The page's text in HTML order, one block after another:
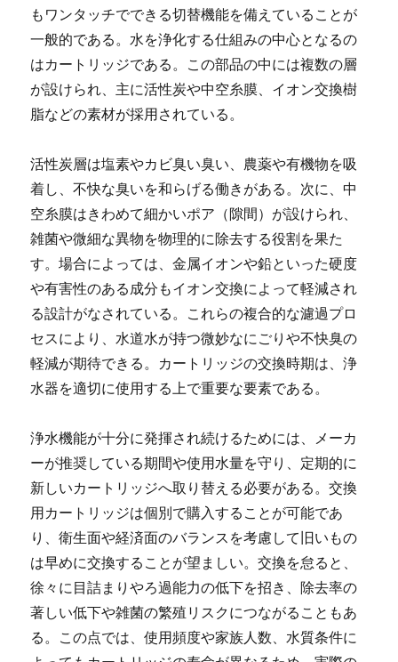
もワンタッチでできる切替機能を備えていることが
一般的である。水を浄化する仕組みの中心となるの
はカートリッジである。この部品の中には複数の層
が設けられ、主に活性炭や中空糸膜、イオン交換樹
脂などの素材が採用されている。
活性炭層は塩素やカビ臭い臭い、農薬や有機物を吸
着し、不快な臭いを和らげる働きがある。次に、中
空糸膜はきわめて細かいポア（隙間）が設けられ、
雑菌や微細な異物を物理的に除去する役割を果た
す。場合によっては、金属イオンや鉛といった硬度
や有害性のある成分もイオン交換によって軽減され
る設計がなされている。これらの複合的な濾過プロ
セスにより、水道水が持つ微妙なにごりや不快臭の
軽減が期待できる。カートリッジの交換時期は、浄
水器を適切に使用する上で重要な要素である。
浄水機能が十分に発揮され続けるためには、メーカ
ーが推奨している期間や使用水量を守り、定期的に
新しいカートリッジへ取り替える必要がある。交換
用カートリッジは個別で購入することが可能であ
り、衛生面や経済面のバランスを考慮して旧いもの
は早めに交換することが望ましい。交換を怠ると、
徐々に目詰まりやろ過能力の低下を招き、除去率の
著しい低下や雑菌の繁殖リスクにつながることもあ
る。この点では、使用頻度や家族人数、水質条件に